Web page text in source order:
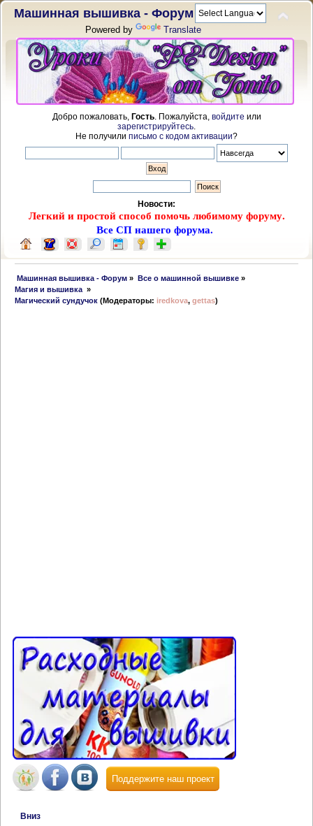
Машинная вышивка - Форум
Powered by Translate
Добро пожаловать, Гость. Пожалуйста, войдите или
зарегистрируйтесь
Не получили письмо с кодом активации?
Новости:
Легкий и простой способ помочь любимому форуму.
Все СП нашего форума.
Машинная вышивка - Форум » Все о машинной вышивке»
Магия и вышивка »
Магический сундучок (Модераторы:iredkova,gettas)
Поддержите наш проект
Вниз